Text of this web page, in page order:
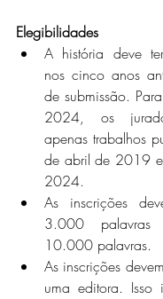
Elegibilidades
A história deve
nos cinco anos
de submissão.
2024, os
apenas trabalhos
de abril de 2019
2024.
As inscrições
3.000
10.000 palavras.
As inscrições
uma editora. Isso